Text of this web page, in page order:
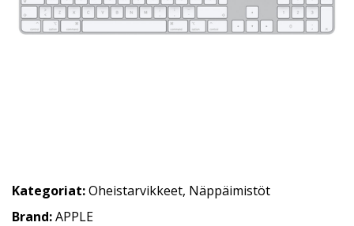
Kategoriat:Oheistarvikkeet, Näppäimistöt
Brand:APPLE